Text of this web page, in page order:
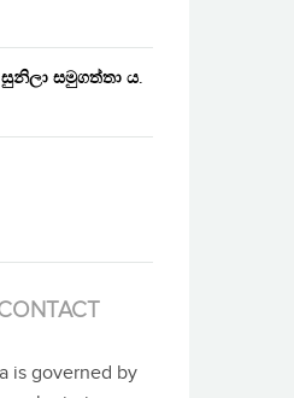
සුනිලා සමුගත්තා ය.
is governed by